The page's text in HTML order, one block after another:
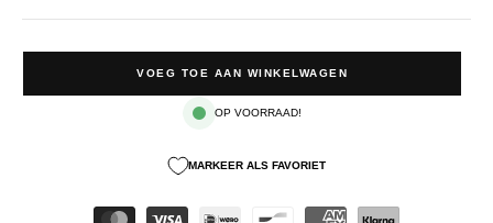
VOEG TOE AAN WINKELWAGEN
OP VOORRAAD!
MARKEER ALS FAVORIET